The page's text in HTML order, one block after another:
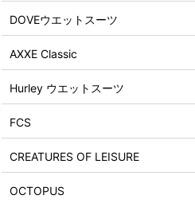
DOVEウエットスーツ
AXXE Classic
Hurley ウエットスーツ
FCS
CREATURES OF LEISURE
OCTOPUS